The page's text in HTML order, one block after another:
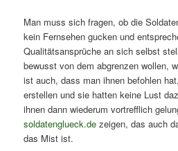
Man muss sich fragen, ob die
kein Fernsehen gucken und
Qualitätsansprüche an sich selbst
bewusst von dem abgrenzen wollen,
ist auch, dass man ihnen befohlen
erstellen und sie hatten keine Lust
ihnen dann wiederum vortrefflich
soldatenglueck.de zeigen, das auch
das Mist ist.